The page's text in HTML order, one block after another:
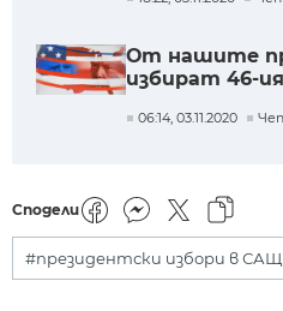
От нашите
избират 46-
06:14, 03.11.2020
Сподели
#президентски избори в САЩ